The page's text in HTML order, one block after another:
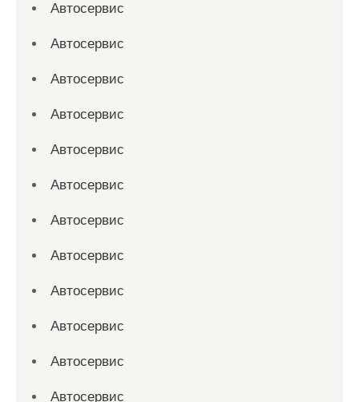
Автосервис
Автосервис
Автосервис
Автосервис
Автосервис
Автосервис
Автосервис
Автосервис
Автосервис
Автосервис
Автосервис
Автосервис